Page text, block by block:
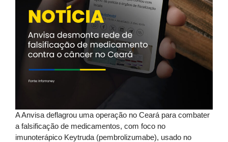
A Anvisa deflagrou uma operação no Ceará para combater
a falsificação de medicamentos, com foco no
imunoterápico Keytruda (pembrolizumabe), usado no